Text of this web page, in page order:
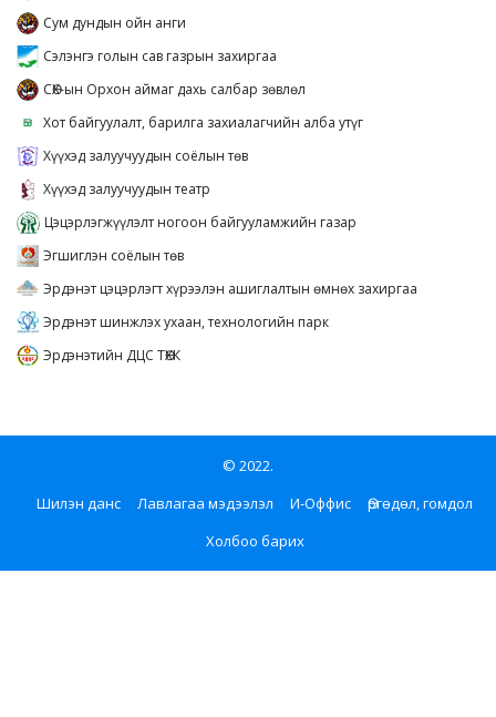
Сум дундын ойн анги
Сэлэнгэ голын сав газрын захиргаа
СӨХ-ын Орхон аймаг дахь салбар зөвлөл
Хот байгуулалт, барилга захиалагчийн алба утүг
Хүүхэд залуучуудын соёлын төв
Хүүхэд залуучуудын театр
Цэцэрлэгжүүлэлт ногоон байгууламжийн газар
Эгшиглэн соёлын төв
Эрдэнэт цэцэрлэгт хүрээлэн ашиглалтын өмнөх захиргаа
Эрдэнэт шинжлэх ухаан, технологийн парк
Эрдэнэтийн ДЦС ТӨХК
© 2022.
Шилэн данс
Лавлагаа мэдээлэл И-Оффис
Өргөдөл, гомдол
Холбоо барих